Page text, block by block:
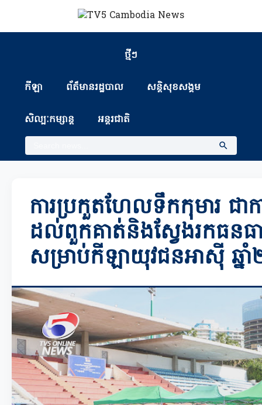
ថ្មីៗ
កីឡា ព័ត៏មានរដ្ឋបាល សន្តិសុខសង្គម
សិល្បៈកម្សាន្ត អន្តរជាតិ
ការប្រកួតហែលទឹកកុមារ ជា
ដល់ពួកគាត់និងស្វែងរកធនធា
សម្រាប់កីឡាយុវជនអាស៊ី ឆ្ន